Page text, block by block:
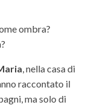
ombra?
, nella casa di
raccontato il
ma solo di